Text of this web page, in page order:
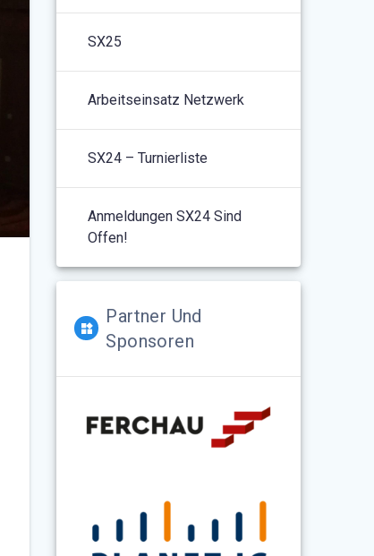
SX25
Arbeitseinsatz Netzwerk
SX24 – Turnierliste
Anmeldungen SX24 Sind
Offen!
Partner Und
Sponsoren